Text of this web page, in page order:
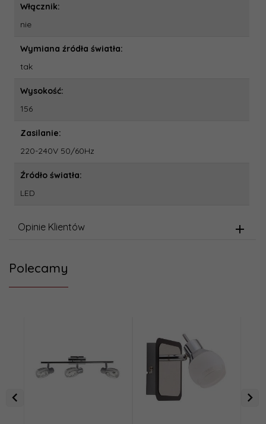
Włącznik:
nie
Wymiana źródła światła:
tak
Wysokość:
156
Zasilanie:
220-240V 50/60Hz
Źródło światła:
LED
Opinie Klientów
Polecamy